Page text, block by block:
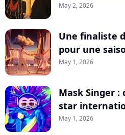
May 2, 2026
Une finaliste
pour une
May 1, 2026
Mask Singer
star
May 1, 2026